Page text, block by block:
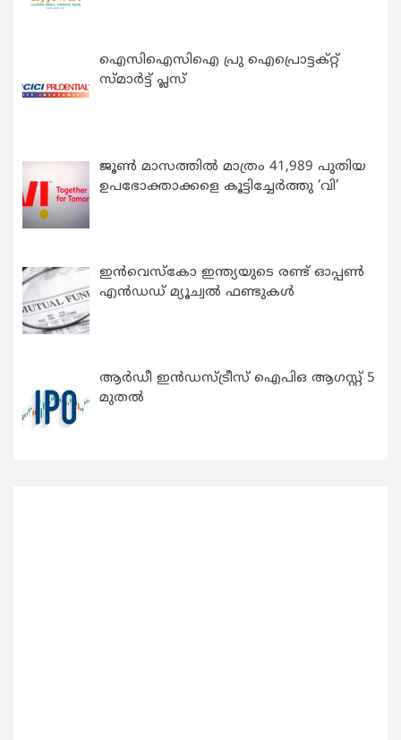
ഐസിഐസിഐ പ്രു ഐപ്രൊട്ടക്റ്റ്
സ്മാർട്ട് പ്ലസ്
ജൂൺ മാസത്തിൽ മാത്രം 41,989 പുതിയ
ഉപഭോക്താക്കളെ കൂട്ടിച്ചേർത്തു ‘വി’
ഇന്‍വെസ്കോ ഇന്ത്യയുടെ രണ്ട് ഓപ്പണ്‍
എന്‍ഡഡ് മ്യൂച്വല്‍ ഫണ്ടുകള്‍
ആർഡീ ഇൻഡസ്ട്രീസ് ഐപിഒ ആഗസ്റ്റ് 5
മുതൽ